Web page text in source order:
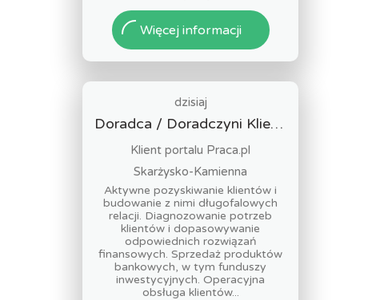
Więcej informacji
dzisiaj
Doradca / Doradczyni Klienta – branża finansowa
Klient portalu Praca.pl
Skarżysko-Kamienna
Aktywne pozyskiwanie klientów i
budowanie z nimi długofalowych
relacji. Diagnozowanie potrzeb
klientów i dopasowywanie
odpowiednich rozwiązań
finansowych. Sprzedaż produktów
bankowych, w tym funduszy
inwestycyjnych. Operacyjna
obsługa klientów...